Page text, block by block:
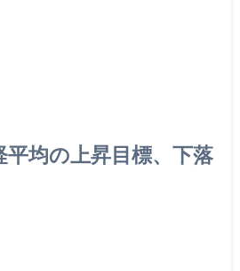
均の上昇目標、下落